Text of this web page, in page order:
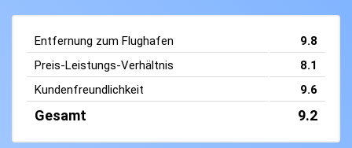
Entfernung zum Flughafen
9.8
Preis-Leistungs-Verhältnis
8.1
Kundenfreundlichkeit
9.6
Gesamt 9.2